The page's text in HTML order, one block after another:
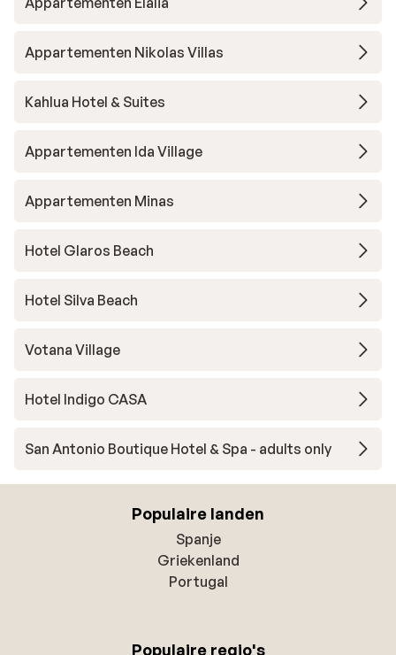
Appartementen Nikolas Villas
Kahlua Hotel & Suites
Appartementen Ida Village
Appartementen Minas
Hotel Glaros Beach
Hotel Silva Beach
Votana Village
Hotel Indigo CASA
San Antonio Boutique Hotel & Spa - adults only
Populaire landen
Spanje
Griekenland
Portugal
Populaire regio's